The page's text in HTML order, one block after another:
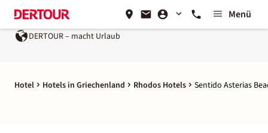
Menü
DERTOUR – macht Urlaub
Hotel Hotels in Griechenland Rhodos Hotels Sentido Asterias